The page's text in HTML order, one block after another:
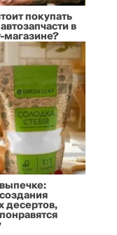
покупать
в
магазине?
десертов,